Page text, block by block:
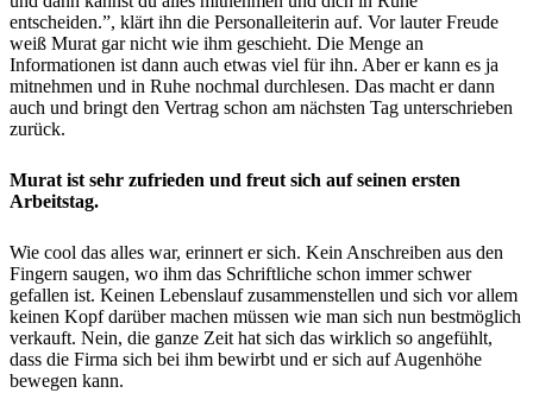
entscheiden.”, klärt ihn die Personalleiterin auf. Vor lauter Freude
weiß Murat gar nicht wie ihm geschieht. Die Menge an
Informationen ist dann auch etwas viel für ihn. Aber er kann es ja
mitnehmen und in Ruhe nochmal durchlesen. Das macht er dann
auch und bringt den Vertrag schon am nächsten Tag unterschrieben
zurück.
Murat ist sehr zufrieden und freut sich auf seinen ersten
Arbeitstag.
Wie cool das alles war, erinnert er sich. Kein Anschreiben aus den
Fingern saugen, wo ihm das Schriftliche schon immer schwer
gefallen ist. Keinen Lebenslauf zusammenstellen und sich vor allem
keinen Kopf darüber machen müssen wie man sich nun bestmöglich
verkauft. Nein, die ganze Zeit hat sich das wirklich so angefühlt,
dass die Firma sich bei ihm bewirbt und er sich auf Augenhöhe
bewegen kann.